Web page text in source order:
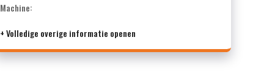
Machine:
+ Volledige overige informatie openen